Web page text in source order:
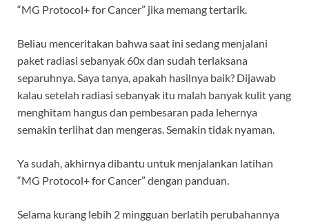
“MG Protocol+ for Cancer” jika memang tertarik.
Beliau menceritakan bahwa saat ini sedang menjalani
paket radiasi sebanyak 60x dan sudah terlaksana
separuhnya. Saya tanya, apakah hasilnya baik? Dijawab
kalau setelah radiasi sebanyak itu malah banyak kulit yang
menghitam hangus dan pembesaran pada lehernya
semakin terlihat dan mengeras. Semakin tidak nyaman.
Ya sudah, akhirnya dibantu untuk menjalankan latihan
“MG Protocol+ for Cancer” dengan panduan.
Selama kurang lebih 2 mingguan berlatih perubahannya